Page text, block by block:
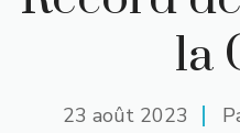
la
23 août 2023